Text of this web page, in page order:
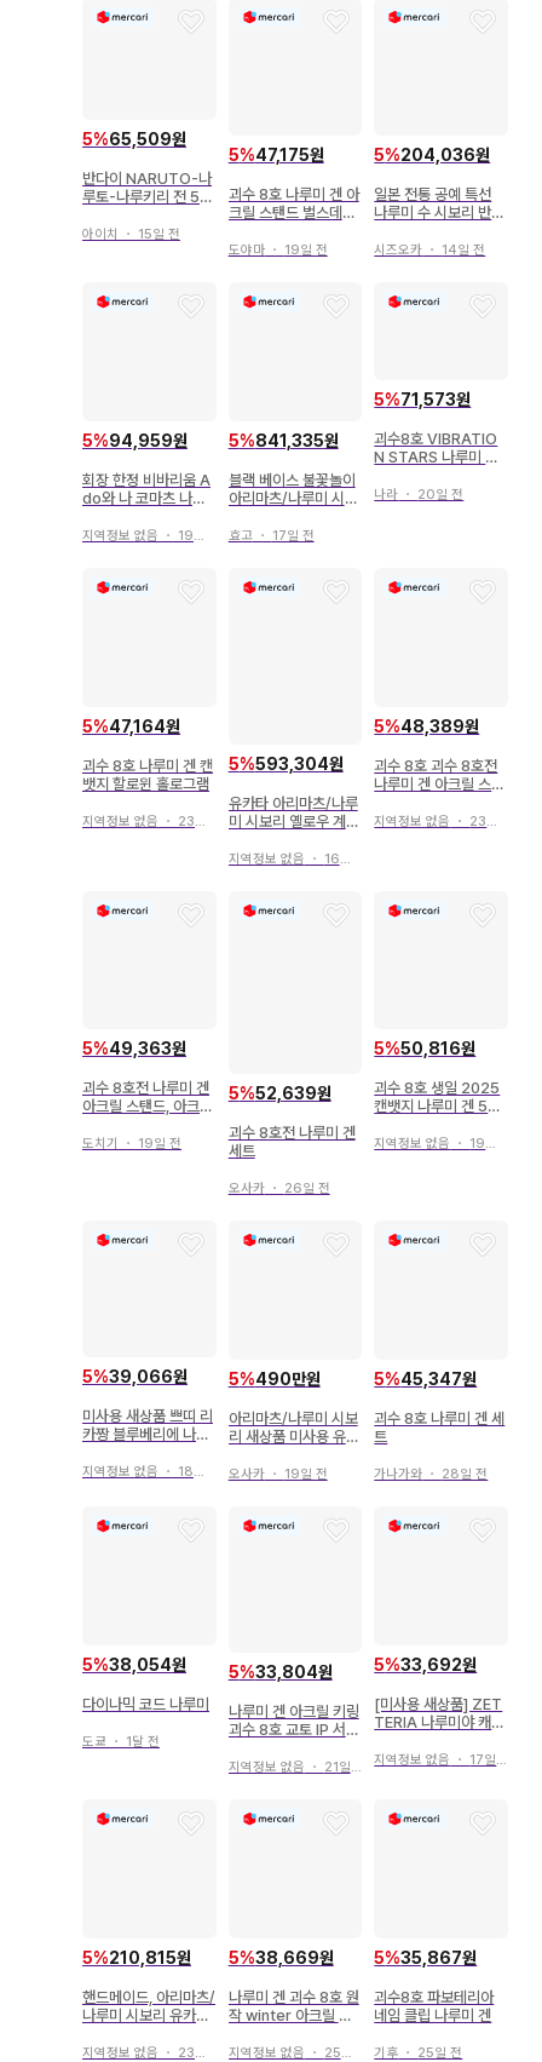
5%65,509원
반다이 NARUTO-나
루토-나루키리 전 5종
아이치 ・ 15일 전
5%47,175원
괴수 8호 나루미 겐 아
크릴 스탠드 벌스데이
도야마・ 19일 전
5%204,036원
일본 전통 공예 특선
나루미 수 시보리 반팔
기하학 패턴
시즈오카 ・ 14일 전
5%94,959원
회장 한정 비바리움 A
do와 나 코마츠 나루
지역정보 없음 ・ 19일 전
5%841,335원
블랙 베이스 불꽃놀이
아리마츠/나루미 시보
효고・ 17일 전
5%71,573원
괴수8호 VIBRATIO
N STARS 나루미 겐
나라 ・ 20일 전
5%47,164원
괴수 8호 나루미 겐 캔
뱃지 할로윈 홀로그램
지역정보 없음 ・ 23일 전
5%593,304원
유카타 아리마츠/나루
미 시보리 옐로우 계열
지역정보 없음 ・ 16일 전
5%48,389원
괴수 8호 괴수 8호전
나루미 겐 아크릴 스탠
지역정보 없음 ・ 23일 전
5%49,363원
괴수 8호전 나루미 겐
아크릴 스탠드, 아크릴
도치기 ・ 19일 전
5%52,639원
괴수 8호전 나루미 겐
세트
오사카・ 26일 전
5%50,816원
괴수 8호 생일 2025
캔뱃지 나루미 겐 5종
지역정보 없음 ・ 19일 전
5%39,066원
미사용 새상품 쁘띠 리
카짱 블루베리에 나루
아노
지역정보 없음 ・ 18일 전
5%490만원
아리마츠/나루미 시보
리 새상품 미사용 유카
루미 시보리 여름 기모
오사카・ 19일 전
5%45,347원
괴수 8호 나루미 겐 세
트
가나가와 ・ 28일 전
5%38,054원
다이나믹 코드 나루미
도쿄 ・ 1달 전
5%33,804원
나루미 겐 아크릴 키링
괴수 8호 교토 IP 서점
지역정보 없음 ・ 21일 전
5%33,692원
[미사용 새상품] ZET
TERIA 나루미야 캐릭
종 세트
지역정보 없음 ・ 17일 전
5%210,815원
핸드메이드, 아리마츠/
나루미 시보리 유카타
지역정보 없음 ・ 23일 전
5%38,669원
나루미 겐 괴수 8호 원
작 winter 아크릴 스
지역정보 없음 ・ 25일 전
5%35,867원
괴수8호 파보테리아
네임 클립 나루미 겐
기후 ・ 25일 전